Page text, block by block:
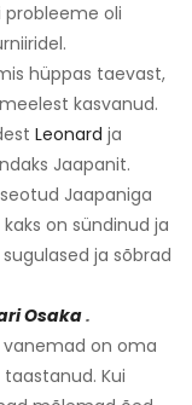
probleeme oli
hüppas taevast,
kasvanud.
Leonard ja
Jaapanit.
Jaapaniga
on sündinud ja
ja sõbrad
Osaka.
on oma
Kui